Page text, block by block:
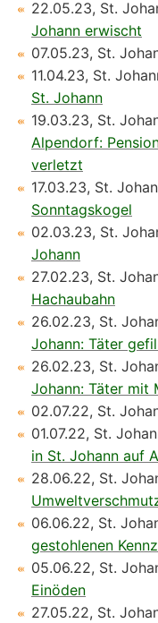
22.05.23, St.
Johann erwischt
07.05.23, St.
11.04.23, St.
St. Johann
19.03.23, St.
Alpendorf:
verletzt
17.03.23, St.
Sonntagskogel
02.03.23, St.
Johann
27.02.23, St.
Hachaubahn
26.02.23, St.
Johann: Täter
26.02.23, St.
Johann: Täter mit
02.07.22, St.
01.07.22, St.
in St. Johann auf
28.06.22, St.
06.06.22, St.
gestohlenen
05.06.22, St.
Einöden
27.05.22, St.